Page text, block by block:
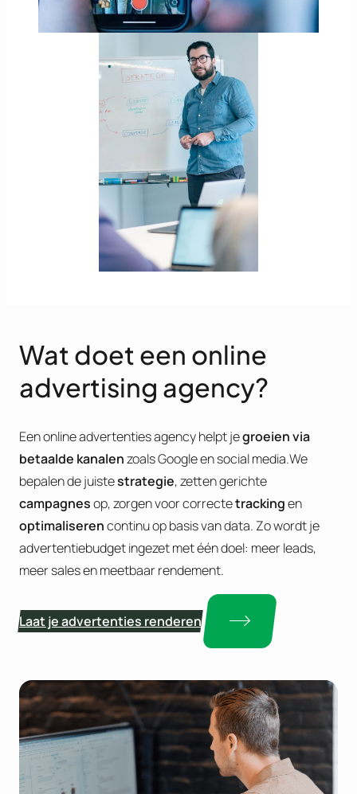
Wat doet een online
advertising agency?
Een online advertenties agency helpt jegroeien via
betaalde kanalenzoals Google en social media.We
bepalen de juistestrategie, zetten gerichte
campagnesop, zorgen voor correctetrackingen
optimaliserencontinu op basis van data. Zo wordt je
advertentiebudget ingezet met één doel: meer leads,
meer sales en meetbaar rendement.
Laat je advertenties renderen